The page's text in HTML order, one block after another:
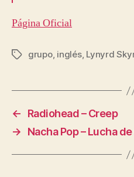
Página Oficial
Etiquetas
grupo, inglés, Lynyrd
←
Radiohead – Creep
→
Nacha Pop – Lucha